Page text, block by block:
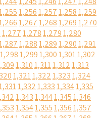
1,2561,2571,2581,259
1,2671,2681,2691,270
1,2771,2781,2791,280
1,2881,2891,2901,291
1,2981,2991,3001,3011,302
1,3101,3111,3121,313
1,3211,3221,3231,324
1,3321,3331,3341,335
1,3431,3441,3451,346
1,3541,3551,3561,357